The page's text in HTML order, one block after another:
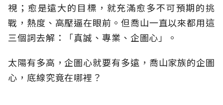
視；愈是遠大的目標，就充滿愈多不可預期的挑
戰，熱度、高壓逼在眼前。但喬山一直以來都用這
三個詞去解：「真誠、專業、企圖心」。
太陽有多高，企圖心就要有多遠，喬山家族的企圖
心，底線究竟在哪裡？